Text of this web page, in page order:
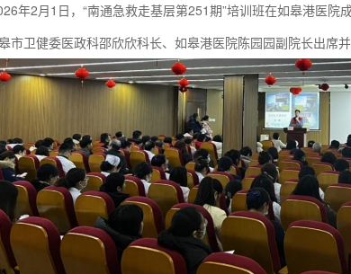
年2月1日，“南通急救走基层第251期”培训班在如皋港医
市卫健委医政科邵欣欣科长、如皋港医院陈园园副院长出席并